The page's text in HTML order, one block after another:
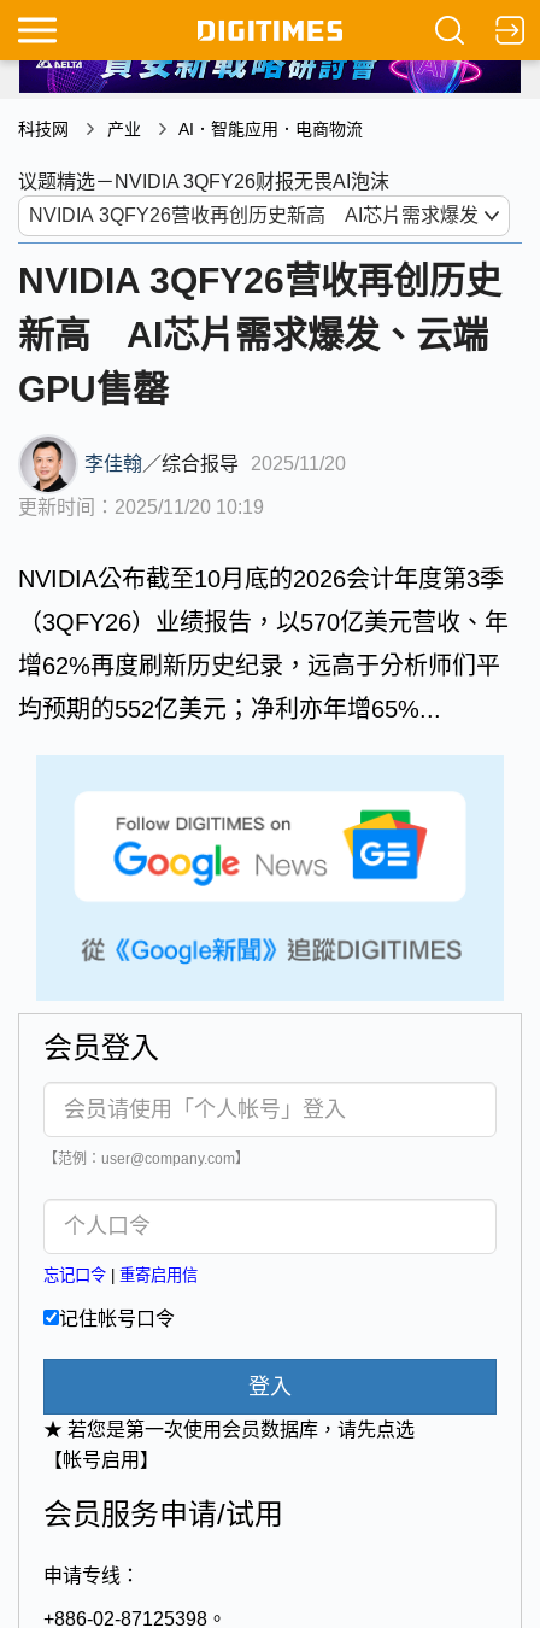
科技网 产业 AI．智能应用．电商物流
议题精选－NVIDIA 3QFY26财报无畏AI泡沫
NVIDIA 3QFY26营收再创历史
新高 AI芯片需求爆发、云端
GPU售罄
李佳翰／综合报导 2025/11/20
更新时间：2025/11/20 10:19
NVIDIA公布截至10月底的2026会计年度第3季
（3QFY26）业绩报告，以570亿美元营收、年
增62%再度刷新历史纪录，远高于分析师们平
均预期的552亿美元；净利亦年增65%...
会员登入
【范例：user@company.com】
忘记口令 重寄启用信
记住帐号口令
登入
★ 若您是第一次使用会员数据库，请先点选
【帐号启用】
会员服务申请/试用
申请专线：
+886-02-87125398。